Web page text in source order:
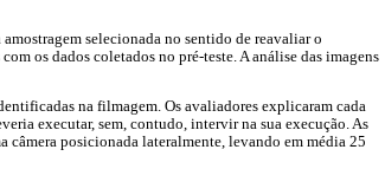
selecionada no sentido de reavaliar o
os dados coletados no pré-teste. A análise das imagens
na filmagem. Os avaliadores explicaram cada
executar, sem, contudo, intervir na sua execução. As
câmera posicionada lateralmente, levando em média 25